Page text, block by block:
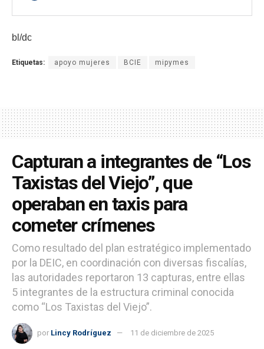
bl/dc
Etiquetas: apoyo mujeres BCIE mipymes
Capturan a integrantes de “Los
Taxistas del Viejo”, que
operaban en taxis para
cometer crímenes
Como resultado del plan estratégico implementado
por la DEIC, en coordinación con diversas fiscalías,
las autoridades reportaron 13 capturas, entre ellas
5 integrantes de la estructura criminal conocida
como “Los Taxistas del Viejo”.
por Lincy Rodríguez 11 de diciembre de 2025